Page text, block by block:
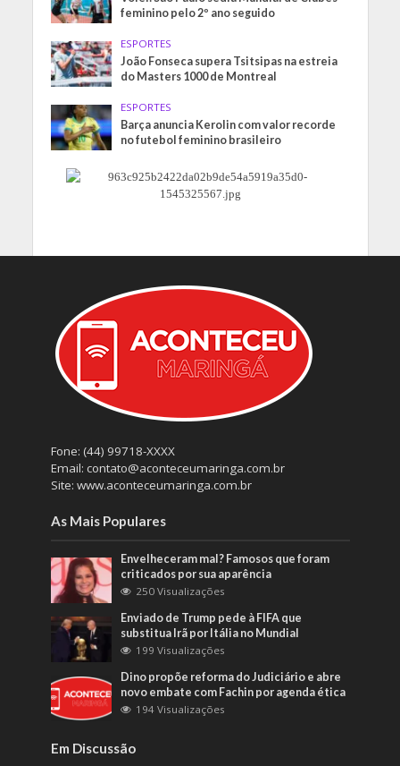
feminino pelo 2º ano seguido
ESPORTES
João Fonseca supera Tsitsipas na estreia
do Masters 1000 de Montreal
ESPORTES
Barça anuncia Kerolin com valor recorde
no futebol feminino brasileiro
Fone: (44) 99718-XXXX
Email: contato@aconteceumaringa.com.br
Site: www.aconteceumaringa.com.br
As Mais Populares
Envelheceram mal? Famosos que foram
criticados por sua aparência
250 Visualizações
Enviado de Trump pede à FIFA que
substitua Irã por Itália no Mundial
199 Visualizações
Dino propõe reforma do Judiciário e abre
novo embate com Fachin por agenda ética
194 Visualizações
Em Discussão